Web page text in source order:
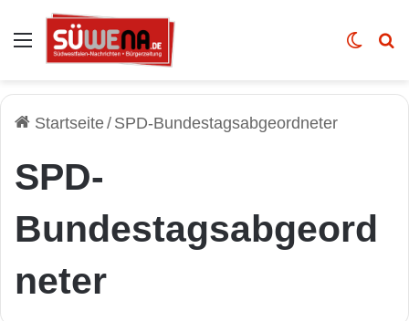
Auswahl Skin
Startseite/ SPD-Bundestagsabgeordneter
SPD-
Bundestagsabgeord
neter